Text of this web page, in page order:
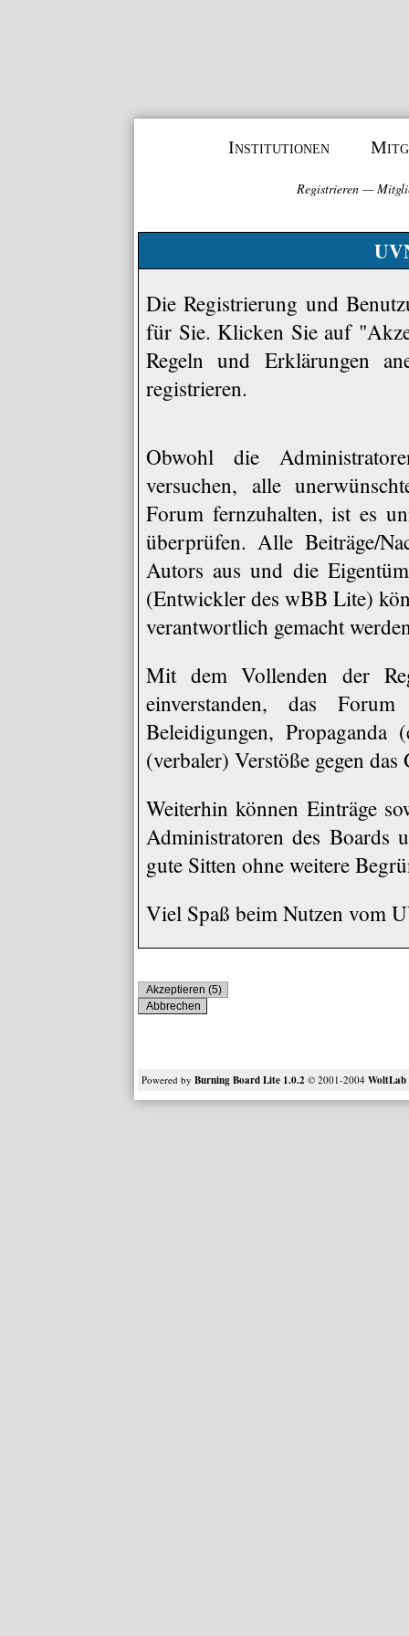
Institutionen
Registrieren—
Die Registrierung und
für Sie. Klicken Sie auf
Regeln und Erklärungen
registrieren.
Obwohl die
versuchen, alle
Forum fernzuhalten, ist es
überprüfen. Alle Beiträge/
Autors aus und die
(Entwickler des wBB Lite)
verantwortlich gemacht
Mit dem Vollenden der
einverstanden, das
Beleidigungen, Propaganda
(verbaler) Verstöße gegen das
Weiterhin können Einträge
Administratoren des Boards
gute Sitten ohne weitere
Viel Spaß beim Nutzen vom
Powered by Burning Board Lite 1.0.2 © 2001-2004 WoltLab